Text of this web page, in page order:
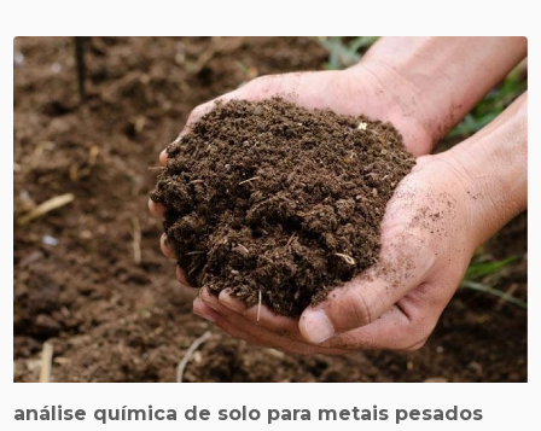
análise química de solo para metais pesados